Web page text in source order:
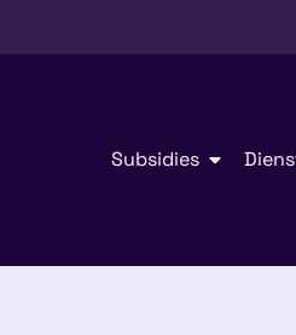
Subsidies